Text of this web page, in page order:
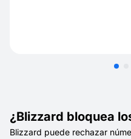
¿Blizzard bloquea
Blizzard puede rechazar